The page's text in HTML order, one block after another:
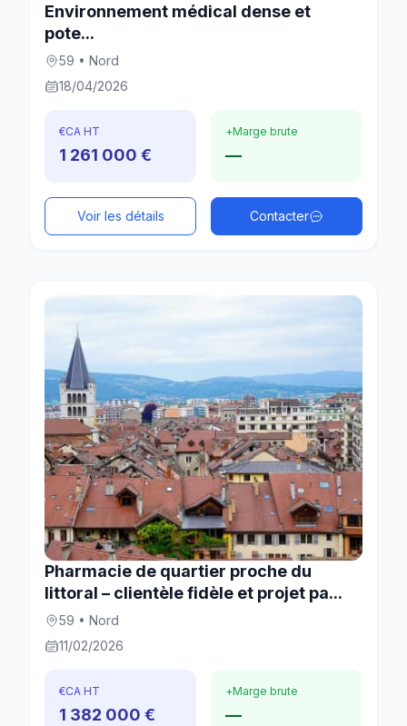
Environnement médical dense et
pote...
59 • Nord
18/04/2026
€CA HT
1 261 000 €
+Marge brute
—
Voir les détails Contacter
Pharmacie de quartier proche du
littoral – clientèle fidèle et projet pa...
59 • Nord
11/02/2026
€CA HT
1 382 000 €
+Marge brute
—